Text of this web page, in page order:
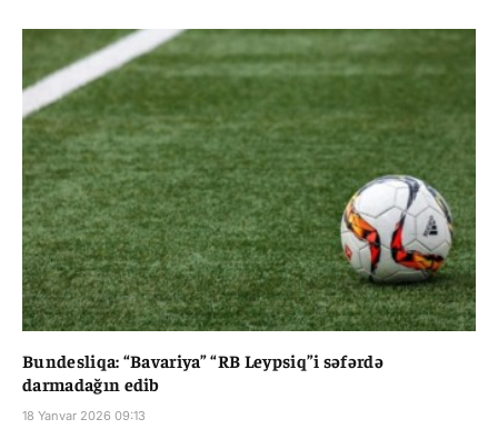
Bundesliqa: “Bavariya” “RB Leypsiq”i səfərdə
darmadağın edib
18 Yanvar 2026 09:13